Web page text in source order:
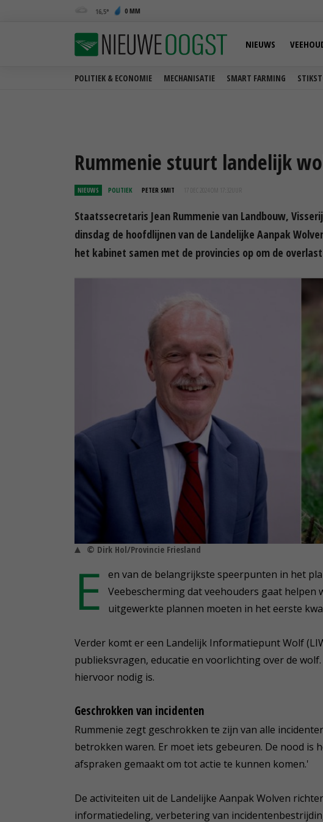
16,5 0 MM
POLITIEK & ECONOMIE MECHANISATIE SMART FARMING
NIEUWS
Rummenie stuurt landelijk
NIEUWS POLITIEK PETER SMIT 17 DEC 2024 OM 17:32
Staatssecretaris Jean Rummenie van Landbouw,
dinsdag de hoofdlijnen van de Landelijke Aanpak
het kabinet samen met de provincies op om de
© Dirk Hol/Provincie Friesland
E
en van de belangrijkste speerpunten in het
Veebescherming dat veehouders gaat helpen
uitgewerkte plannen moeten in het eerste
Verder komt er een Landelijk Informatiepunt Wolf
publieksvragen, educatie en voorlichting over de
hiervoor nodig is.
Geschrokken van incidenten
Rummenie zegt geschrokken te zijn van alle
betrokken waren. Er moet iets gebeuren. De nood is
afspraken gemaakt om tot actie te kunnen komen.'
De activiteiten uit de Landelijke Aanpak Wolven
informatiedeling, verbetering van